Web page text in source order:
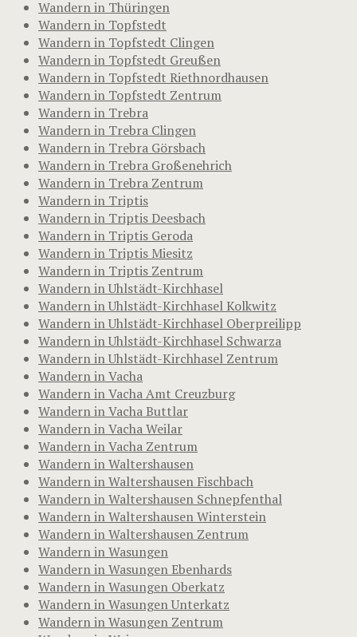
Wandern in Thüringen
Wandern in Topfstedt
Wandern in Topfstedt Clingen
Wandern in Topfstedt Greußen
Wandern in Topfstedt Riethnordhausen
Wandern in Topfstedt Zentrum
Wandern in Trebra
Wandern in Trebra Clingen
Wandern in Trebra Görsbach
Wandern in Trebra Großenehrich
Wandern in Trebra Zentrum
Wandern in Triptis
Wandern in Triptis Deesbach
Wandern in Triptis Geroda
Wandern in Triptis Miesitz
Wandern in Triptis Zentrum
Wandern in Uhlstädt-Kirchhasel
Wandern in Uhlstädt-Kirchhasel Kolkwitz
Wandern in Uhlstädt-Kirchhasel Oberpreilipp
Wandern in Uhlstädt-Kirchhasel Schwarza
Wandern in Uhlstädt-Kirchhasel Zentrum
Wandern in Vacha
Wandern in Vacha Amt Creuzburg
Wandern in Vacha Buttlar
Wandern in Vacha Weilar
Wandern in Vacha Zentrum
Wandern in Waltershausen
Wandern in Waltershausen Fischbach
Wandern in Waltershausen Schnepfenthal
Wandern in Waltershausen Winterstein
Wandern in Waltershausen Zentrum
Wandern in Wasungen
Wandern in Wasungen Ebenhards
Wandern in Wasungen Oberkatz
Wandern in Wasungen Unterkatz
Wandern in Wasungen Zentrum